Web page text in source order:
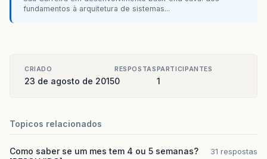
fundamentos à arquitetura de sistemas...
CRIADO
23 de agosto de 2015
RESPOSTAS
0
PARTICIPANTES
1
Topicos relacionados
Como saber se um mes tem 4 ou 5 semanas?
31 respostas